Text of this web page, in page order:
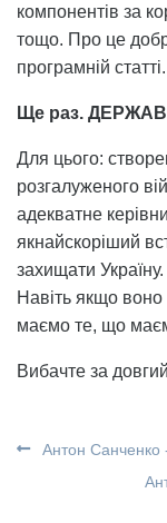
компонентів за
тощо. Про це
програмній статті.
Ще раз.
Для цього:
розгалуженого
адекватне
якнайскоріший
захищати
Навіть якщо
маємо те, що
Вибачте за
Антон Санченко